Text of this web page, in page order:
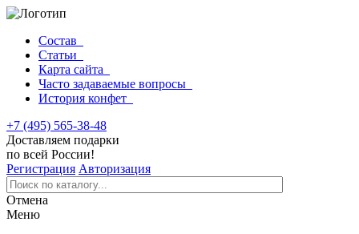
Состав
Статьи
Карта сайта
Часто задаваемые вопросы
История конфет
+7 (495) 565-38-48
Доставляем подарки
по всей России!
Регистрация Авторизация
Отмена
Меню